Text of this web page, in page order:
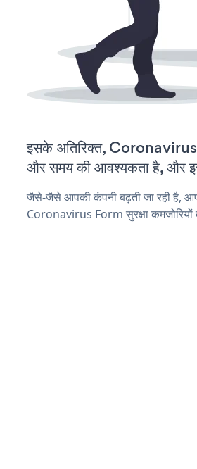
इसके अतिरिक्त,
और समय की आवश्यकता है, और
जैसे-जैसे आपकी कंपनी बढ़ती जा रही है,
Coronavirus Form सुरक्षा